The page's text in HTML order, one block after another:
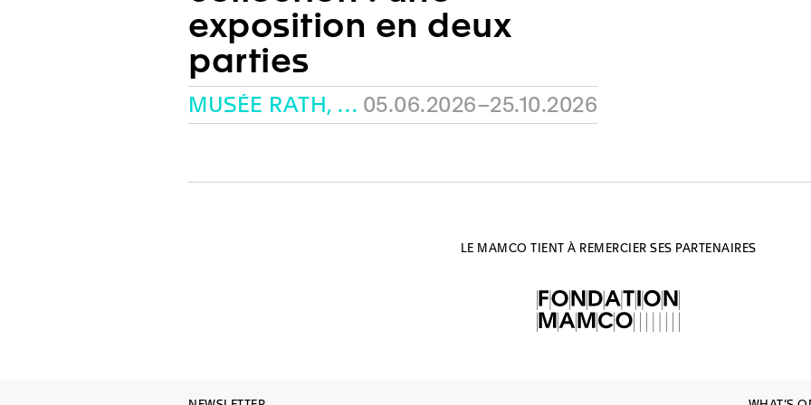
exposition en deux
parties
MUSÉE RATH, GENÈVE 05.06.2026–25.10.2026
LE MAMCO TIENT À REMERCIER SES PARTENAIRES